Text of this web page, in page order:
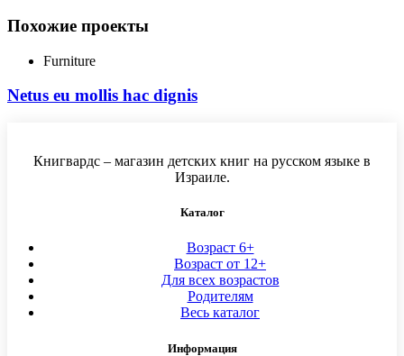
Похожие проекты
Furniture
Netus eu mollis hac dignis
Книгвардс – магазин детских книг на русском языке в
Израиле.
Каталог
Возраст 6+
Возраст от 12+
Для всех возрастов
Родителям
Весь каталог
Информация